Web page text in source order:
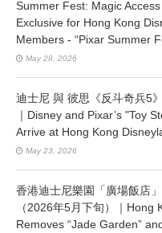
Summer Fest: Magic
Exclusive for Hong Kong
Members - “Pixar Summer
May 28, 2026
迪士尼 與 彼思《反斗奇兵5
｜Disney and Pixar’s "Toy
Arrive at Hong Kong
May 23, 2026
香港迪士尼樂園「廣場飯店
（2026年5月下旬）｜
Removes “Jade Garden”